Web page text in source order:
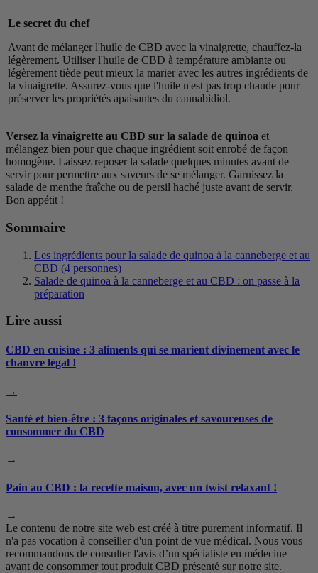
Le secret du chef
Avant de mélanger l'huile de CBD avec la vinaigrette, chauffez-la
légèrement. Utiliser l'huile de CBD à température ambiante ou
légèrement tiède peut mieux la marier avec les autres ingrédients de
la vinaigrette. Assurez-vous que l'huile n'est pas trop chaude pour
préserver les propriétés apaisantes du cannabidiol.
Versez la vinaigrette au CBD sur la salade de quinoa et
mélangez bien pour que chaque ingrédient soit enrobé de façon
homogène. Laissez reposer la salade quelques minutes avant de
servir pour permettre aux saveurs de se mélanger. Garnissez la
salade de menthe fraîche ou de persil haché juste avant de servir.
Bon appétit !
Sommaire
Les ingrédients pour la salade de quinoa à la canneberge et au
CBD (4 personnes)
Salade de quinoa à la canneberge et au CBD : on passe à la
préparation
Lire aussi
CBD en cuisine : 3 aliments qui se marient divinement avec le
chanvre légal !
→
Santé et bien-être : 3 façons originales et savoureuses de
consommer du CBD
→
Pain au CBD : la recette maison, avec un twist relaxant !
→
Le contenu de notre site web est créé à titre purement informatif. Il
n'a pas vocation à conseiller d'un point de vue médical. Nous vous
recommandons de consulter l'avis d’un spécialiste en médecine
avant de consommer tout produit CBD présenté sur notre site.